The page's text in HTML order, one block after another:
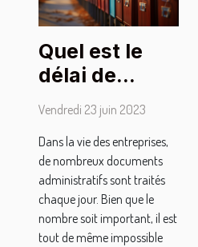
Quel est le
délai de
conservation
documents
administratifs
des
entreprises
Vendredi 23 juin 2023
Dans la vie des entreprises,
de nombreux documents
administratifs sont traités
chaque jour. Bien que le
nombre soit important, il est
tout de même impossible